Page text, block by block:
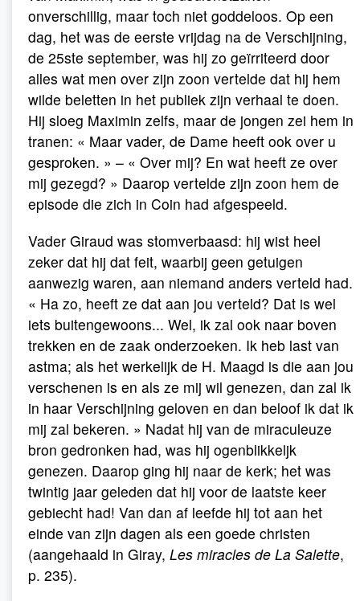
onverschillig, maar toch niet goddeloos. Op een
dag, het was de eerste vrijdag na de Verschijning,
de 25ste september, was hij zo geïrriteerd door
alles wat men over zijn zoon vertelde dat hij hem
wilde beletten in het publiek zijn verhaal te doen.
Hij sloeg Maximin zelfs, maar de jongen zei hem in
tranen: « Maar vader, de Dame heeft ook over u
gesproken. » – « Over mij? En wat heeft ze over
mij gezegd? » Daarop vertelde zijn zoon hem de
episode die zich in Coin had afgespeeld.
Vader Giraud was stomverbaasd: hij wist heel
zeker dat hij dat feit, waarbij geen getuigen
aanwezig waren, aan niemand anders verteld had.
« Ha zo, heeft ze dat aan jou verteld? Dat is wel
iets buitengewoons... Wel, ik zal ook naar boven
trekken en de zaak onderzoeken. Ik heb last van
astma; als het werkelijk de H. Maagd is die aan jou
verschenen is en als ze mij wil genezen, dan zal ik
in haar Verschijning geloven en dan beloof ik dat ik
mij zal bekeren. » Nadat hij van de miraculeuze
bron gedronken had, was hij ogenblikkeljk
genezen. Daarop ging hij naar de kerk; het was
twintig jaar geleden dat hij voor de laatste keer
gebiecht had! Van dan af leefde hij tot aan het
einde van zijn dagen als een goede christen
(aangehaald in Giray, Les miracles de La Salette,
p. 235).